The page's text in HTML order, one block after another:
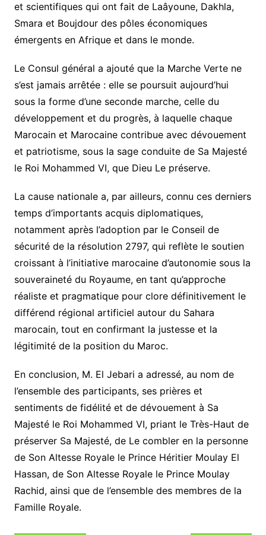
et scientifiques qui ont fait de Laâyoune, Dakhla,
Smara et Boujdour des pôles économiques
émergents en Afrique et dans le monde.
Le Consul général a ajouté que la Marche Verte ne
s’est jamais arrêtée : elle se poursuit aujourd’hui
sous la forme d’une seconde marche, celle du
développement et du progrès, à laquelle chaque
Marocain et Marocaine contribue avec dévouement
et patriotisme, sous la sage conduite de Sa Majesté
le Roi Mohammed VI, que Dieu Le préserve.
La cause nationale a, par ailleurs, connu ces derniers
temps d’importants acquis diplomatiques,
notamment après l’adoption par le Conseil de
sécurité de la résolution 2797, qui reflète le soutien
croissant à l’initiative marocaine d’autonomie sous la
souveraineté du Royaume, en tant qu’approche
réaliste et pragmatique pour clore définitivement le
différend régional artificiel autour du Sahara
marocain, tout en confirmant la justesse et la
légitimité de la position du Maroc.
En conclusion, M. El Jebari a adressé, au nom de
l’ensemble des participants, ses prières et
sentiments de fidélité et de dévouement à Sa
Majesté le Roi Mohammed VI, priant le Très-Haut de
préserver Sa Majesté, de Le combler en la personne
de Son Altesse Royale le Prince Héritier Moulay El
Hassan, de Son Altesse Royale le Prince Moulay
Rachid, ainsi que de l’ensemble des membres de la
Famille Royale.